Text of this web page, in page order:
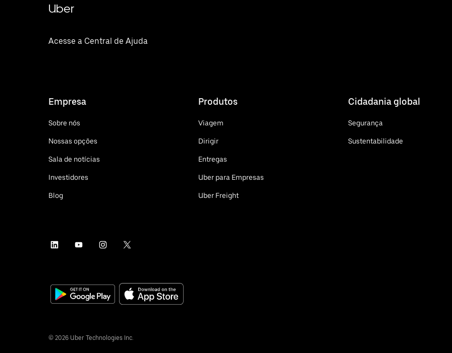
Uber
Acesse a Central de Ajuda
Empresa
Sobre nós
Nossas opções
Sala de notícias
Investidores
Blog
Produtos
Viagem
Dirigir
Entregas
Uber para Empresas
Uber Freight
Cidadania global
Segurança
Sustentabilidade
© 2026 Uber Technologies Inc.